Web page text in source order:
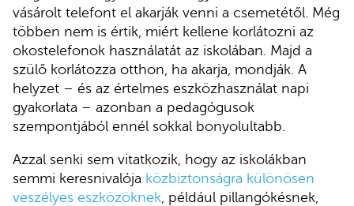
vásárolt telefont el akarják venni a csemetétől. Még
többen nem is értik, miért kellene korlátozni az
okostelefonok használatát az iskolában. Majd a
szülő korlátozza otthon, ha akarja, mondják. A
helyzet – és az értelmes eszközhasználat napi
gyakorlata – azonban a pedagógusok
szempontjából ennél sokkal bonyolultabb.
Azzal senki sem vitatkozik, hogy az iskolákban
semmi keresnivalója közbiztonságra különösen
veszélyes eszközöknek , például pillangókésnek,